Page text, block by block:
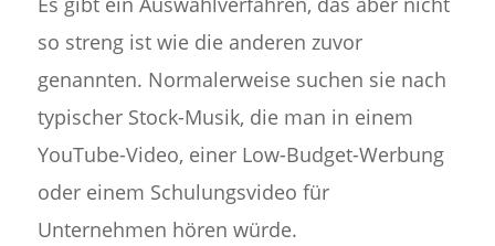
so streng ist wie die anderen zuvor
genannten. Normalerweise suchen sie nach
typischer Stock-Musik, die man in einem
YouTube-Video, einer Low-Budget-Werbung
oder einem Schulungsvideo für
Unternehmen hören würde.